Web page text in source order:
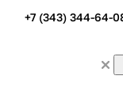
+7 (343) 344-64-